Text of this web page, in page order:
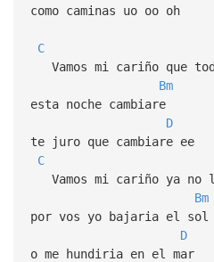
como caminas uo oo oh
C
Vamos mi cariño que
Bm
esta noche cambiare
D
te juro que cambiare ee
C
Vamos mi cariño ya no
Bm
por vos yo bajaria el sol
D
o me hundiria en el mar